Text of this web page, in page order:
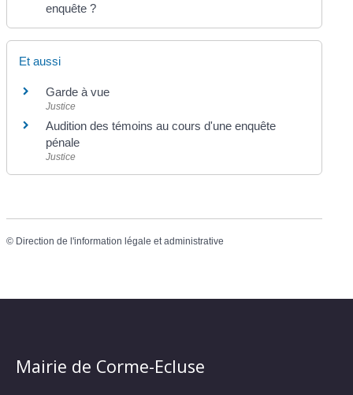
enquête ?
Et aussi
Garde à vue
Justice
Audition des témoins au cours d'une enquête
pénale
Justice
© Direction de l'information légale et administrative
Mairie de Corme-Ecluse